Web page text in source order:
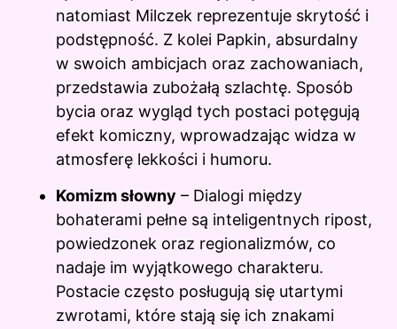
natomiast Milczek reprezentuje skrytość i
podstępność. Z kolei Papkin, absurdalny
w swoich ambicjach oraz zachowaniach,
przedstawia zubożałą szlachtę. Sposób
bycia oraz wygląd tych postaci potęgują
efekt komiczny, wprowadzając widza w
atmosferę lekkości i humoru.
Komizm słowny – Dialogi między
bohaterami pełne są inteligentnych ripost,
powiedzonek oraz regionalizmów, co
nadaje im wyjątkowego charakteru.
Postacie często posługują się utartymi
zwrotami, które stają się ich znakami